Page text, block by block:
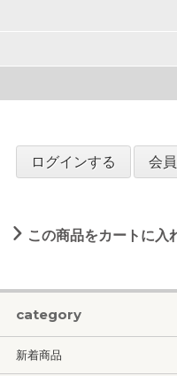
ログインする 会
この商品をカートに入
category
新着商品